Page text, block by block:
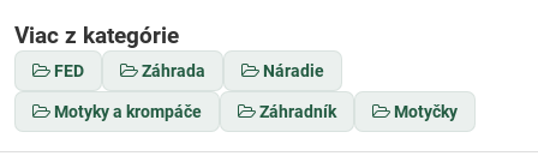
Viac z kategórie
FED Záhrada Náradie
Motyky a krompáče Záhradník Motyčky